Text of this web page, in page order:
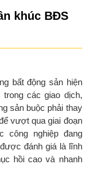
khúc BĐS
bất động sản hiện
các giao dịch,
sản buộc phải thay
vượt qua giai đoạn
công nghiệp đang
đánh giá là lĩnh
hồi cao và nhanh